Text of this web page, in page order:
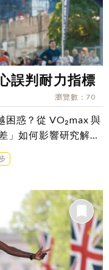
誤判耐力指標
瀏覽數 70
困惑？從 VO₂max 與
」如何影響研究解